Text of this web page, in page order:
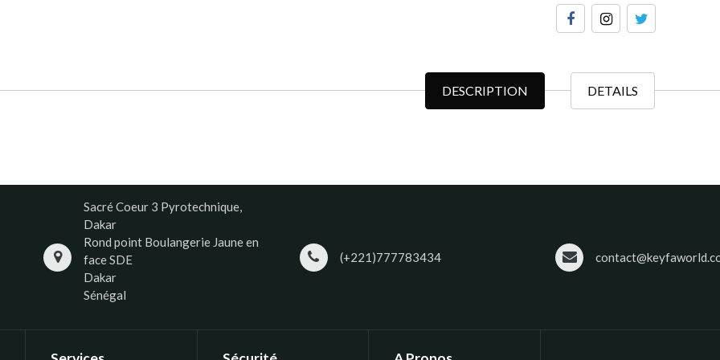
DESCRIPTION DETAILS
Sacré Coeur 3 Pyrotechnique,
Dakar
Rond point Boulangerie Jaune en
face SDE
Dakar
Sénégal
(+221)777783434